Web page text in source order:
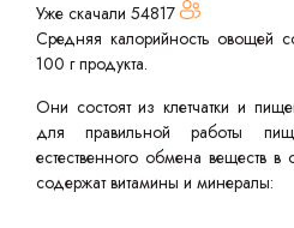
Уже скачали 54817
Средняя калорийность овощей
100 г продукта.
Они состоят из клетчатки и
для правильной работы
естественного обмена веществ
содержат витамины и минералы: